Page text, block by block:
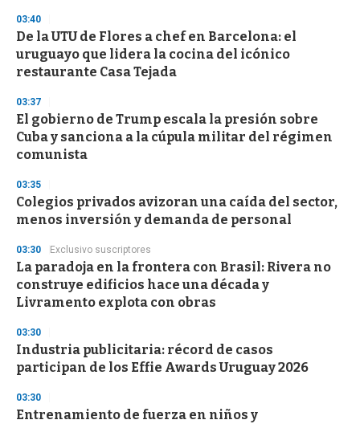
s
e
c
o
n
03:40
De la UTU de Flores a chef en Barcelona: el
uruguayo que lidera la cocina del icónico
restaurante Casa Tejada
03:37
El gobierno de Trump escala la presión sobre
Cuba y sanciona a la cúpula militar del régimen
comunista
03:35
Colegios privados avizoran una caída del sector,
menos inversión y demanda de personal
03:30 Exclusivo suscriptores
La paradoja en la frontera con Brasil: Rivera no
construye edificios hace una década y
Livramento explota con obras
03:30
Industria publicitaria: récord de casos
participan de los Effie Awards Uruguay 2026
03:30
Entrenamiento de fuerza en niños y